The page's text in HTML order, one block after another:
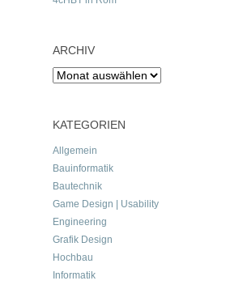
ARCHIV
Archiv
KATEGORIEN
Allgemein
Bauinformatik
Bautechnik
Game Design | Usability
Engineering
Grafik Design
Hochbau
Informatik